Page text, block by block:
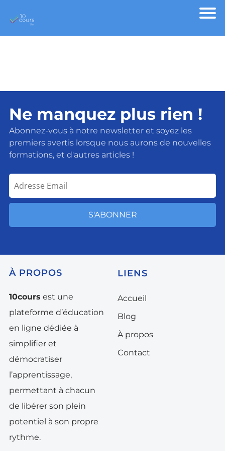
Ne manquez plus rien !
Abonnez-vous à notre newsletter et soyez les
premiers avertis lorsque nous aurons de nouvelles
formations, et d'autres articles !
S'ABONNER
À PROPOS
10cours est une
plateforme d’éducation
en ligne dédiée à
simplifier et
démocratiser
l’apprentissage,
permettant à chacun
de libérer son plein
potentiel à son propre
rythme.
LIENS
Accueil
Blog
À propos
Contact